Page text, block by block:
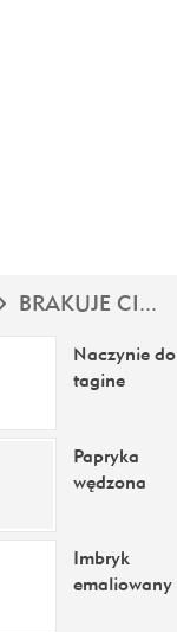
BRAKUJE CI...
Naczynie do
tagine
Papryka
wędzona
Imbryk
emaliowany